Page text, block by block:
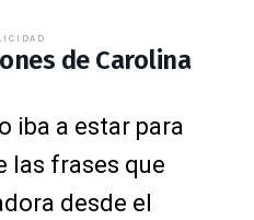
de Carolina
iba a estar para
las frases que
desde el